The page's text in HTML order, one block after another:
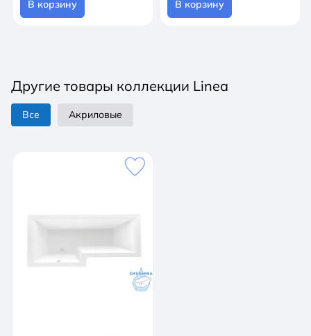
В корзину В корзину
Другие товары коллекции Linea
Все Акриловые